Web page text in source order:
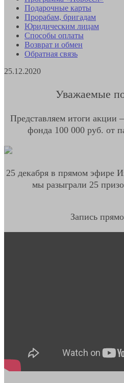
Подарочные карты
Прорабам, бригадам
Юридическим лицам
Способы оплаты
Возврат и обмен
Обратная связь
25.12.2020
Уважаемые
Представляем итоги
фонда 100 000 руб. от
25 декабря в прямом эфире
мы разыграли 25
Запись